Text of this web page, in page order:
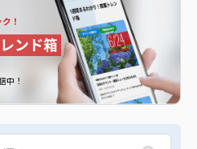
！
ンド箱
中！